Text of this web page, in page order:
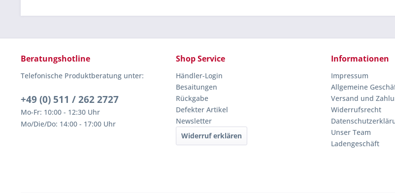
Beratungshotline
Telefonische Produktberatung unter:
+49 (0) 511 / 262 2727
Mo-Fr: 10:00 - 12:30 Uhr
Mo/Die/Do: 14:00 - 17:00 Uhr
Shop Service
Händler-Login
Besaitungen
Rückgabe
Defekter Artikel
Newsletter
Widerruf erklären
Informationen
Impressum
Allgemeine
Versand und
Widerrufsrecht
Unser Team
Ladengeschäft